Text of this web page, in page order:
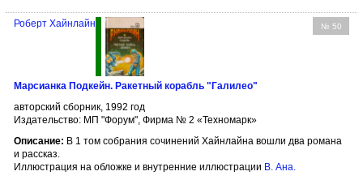
№ 50
Роберт Хайнлайн
Марсианка Подкейн. Ракетный корабль "Галилео"
авторский сборник, 1992 год
Издательство: МП "Форум", Фирма № 2 «Техномарк»
Описание: В 1 том собрания сочинений Хайнлайна вошли два романа
и рассказ.
Иллюстрация на обложке и внутренние иллюстрации В. Ана.